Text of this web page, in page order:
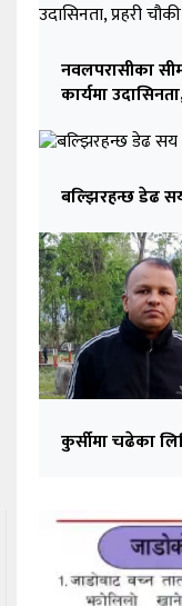
नवलपरासीका
कार्यमा
बल्झिरहन्छ डेढ सय
कुर्सीमा चढेका